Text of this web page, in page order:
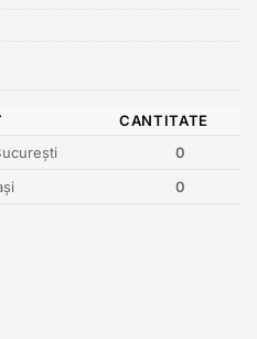
CANTITATE
0
0